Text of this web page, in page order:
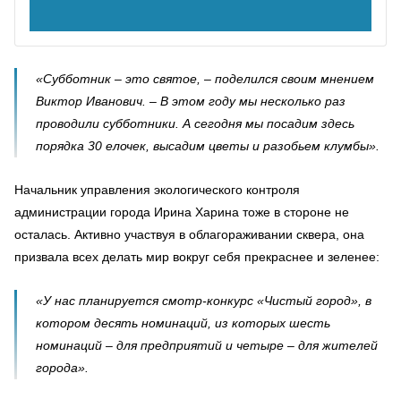
«Субботник – это святое, – поделился своим мнением
Виктор Иванович. – В этом году мы несколько раз
проводили субботники. А сегодня мы посадим здесь
порядка 30 елочек, высадим цветы и разобьем клумбы».
Начальник управления экологического контроля
администрации города Ирина Харина тоже в стороне не
осталась. Активно участвуя в облагораживании сквера, она
призвала всех делать мир вокруг себя прекраснее и зеленее:
«У нас планируется смотр-конкурс «Чистый город», в
котором десять номинаций, из которых шесть
номинаций – для предприятий и четыре – для жителей
города».